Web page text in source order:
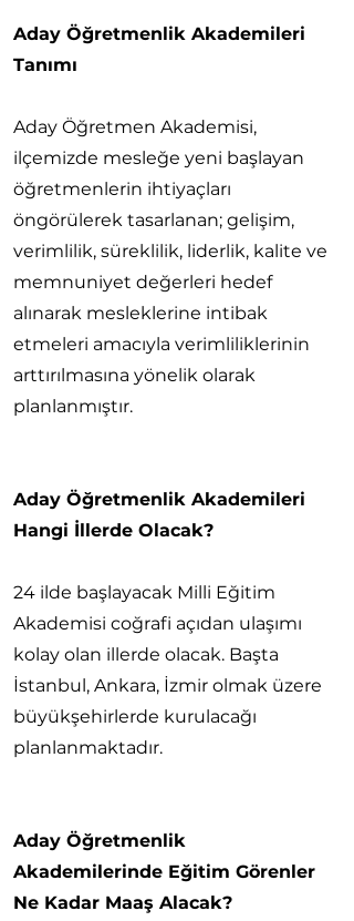
Aday Öğretmenlik Akademileri
Tanımı
Aday Öğretmen Akademisi,
ilçemizde mesleğe yeni başlayan
öğretmenlerin ihtiyaçları
öngörülerek tasarlanan; gelişim,
verimlilik, süreklilik, liderlik, kalite ve
memnuniyet değerleri hedef
alınarak mesleklerine intibak
etmeleri amacıyla verimliliklerinin
arttırılmasına yönelik olarak
planlanmıştır.
Aday Öğretmenlik Akademileri
Hangi İllerde Olacak?
24 ilde başlayacak Milli Eğitim
Akademisi coğrafi açıdan ulaşımı
kolay olan illerde olacak. Başta
İstanbul, Ankara, İzmir olmak üzere
büyükşehirlerde kurulacağı
planlanmaktadır.
Aday Öğretmenlik
Akademilerinde Eğitim Görenler
Ne Kadar Maaş Alacak?